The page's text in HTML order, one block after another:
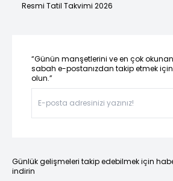
Resmi Tatil Takvimi 2026
“Günün manşetlerini ve en çok
sabah e-postanızdan takip etmek
olun.”
Günlük gelişmeleri takip edebilmek için
indirin